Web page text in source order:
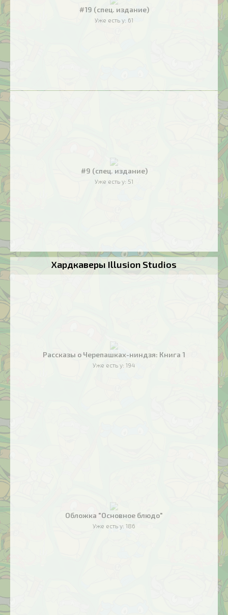
#19 (спец. издание)
Уже есть у: 61
#9 (спец. издание)
Уже есть у: 51
Хардкаверы Illusion Studios
Рассказы о Черепашках-ниндзя: Книга 1
Уже есть у: 194
Обложка "Основное блюдо"
Уже есть у: 186